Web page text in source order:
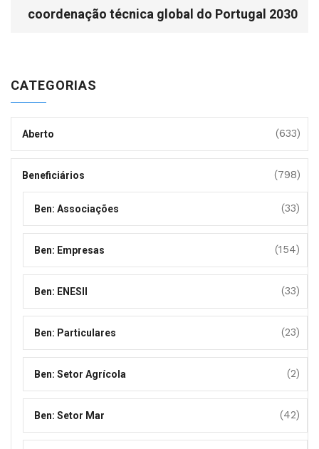
coordenação técnica global do Portugal 2030
CATEGORIAS
Aberto (633)
Beneficiários (798)
Ben: Associações (33)
Ben: Empresas (154)
Ben: ENESII (33)
Ben: Particulares (23)
Ben: Setor Agrícola (2)
Ben: Setor Mar (42)